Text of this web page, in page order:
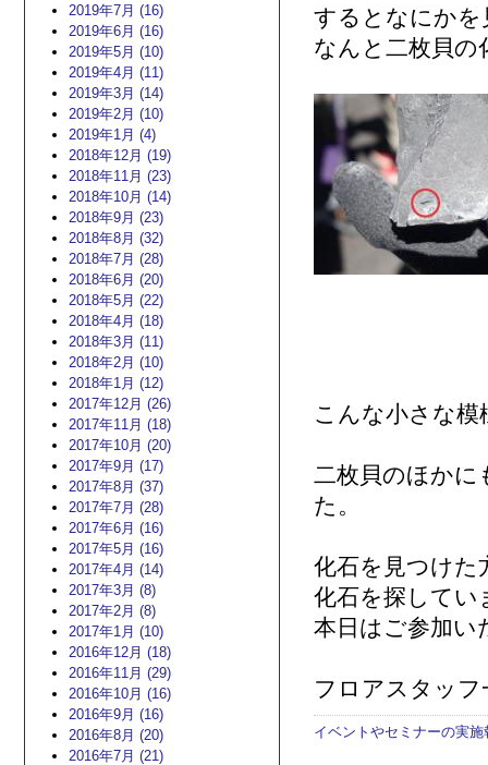
2019年7月 (16)
2019年6月 (16)
2019年5月 (10)
2019年4月 (11)
2019年3月 (14)
2019年2月 (10)
2019年1月 (4)
2018年12月 (19)
2018年11月 (23)
2018年10月 (14)
2018年9月 (23)
2018年8月 (32)
2018年7月 (28)
2018年6月 (20)
2018年5月 (22)
2018年4月 (18)
2018年3月 (11)
2018年2月 (10)
2018年1月 (12)
2017年12月 (26)
2017年11月 (18)
2017年10月 (20)
2017年9月 (17)
2017年8月 (37)
2017年7月 (28)
2017年6月 (16)
2017年5月 (16)
2017年4月 (14)
2017年3月 (8)
2017年2月 (8)
2017年1月 (10)
2016年12月 (18)
2016年11月 (29)
2016年10月 (16)
2016年9月 (16)
2016年8月 (20)
2016年7月 (21)
するとなにかを
なんと二枚貝の
こんな小さな
二枚貝のほかに
た。
化石を見つけた
化石を探してい
本日はご参加
フロアスタッフ
イベントやセミナーの実施